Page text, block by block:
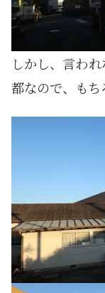
しかし、言わ
都なので、もち